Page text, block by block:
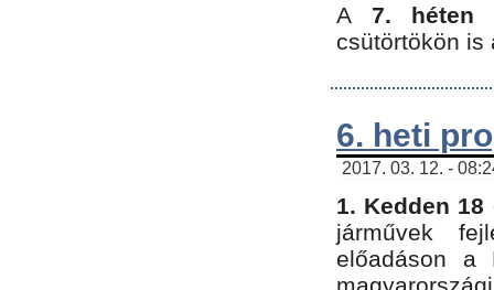
A 7. héten
csütörtökön is
6. heti
2017. 03. 12. -
1. Kedden 18
járművek
előadáson a